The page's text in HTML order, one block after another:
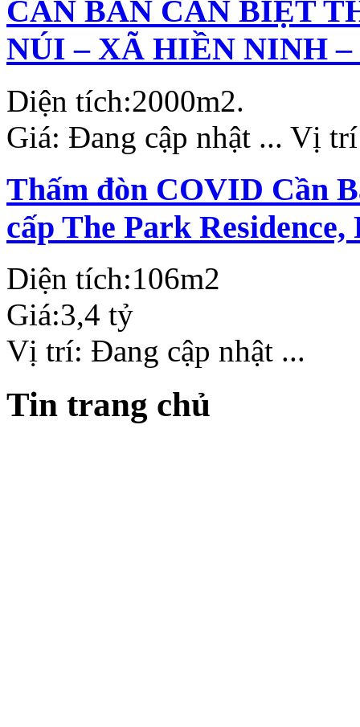
CẦN BÁN CĂN BIỆT
NÚI – XÃ HIỀN NINH –
Diện tích:2000m2.
Giá: Đang cập nhật ... Vị
Thấm đòn COVID Cần
cấp The Park
Diện tích:106m2
Giá:3,4 tỷ
Vị trí: Đang cập nhật ...
Tin trang chủ